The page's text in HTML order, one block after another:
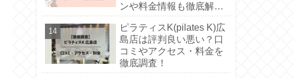
ンや料金情報も徹底解
ピラティスK(pilates K)広
島店は評判良い悪い？口
コミやアクセス・料金を
徹底調査！